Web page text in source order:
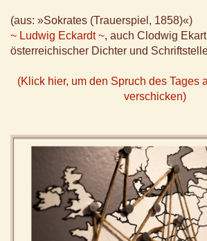
(aus: »Sokrates (Trauerspiel, 1858)«)
~ Ludwig Eckardt ~, auch Clodwig Ekart
österreichischer Dichter und
(Klick hier, um den Spruch des Tages
verschicken)